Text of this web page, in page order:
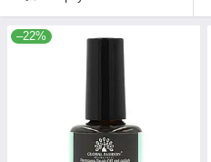
–22%